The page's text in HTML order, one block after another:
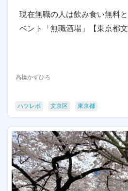
現在無職の人は飲み食い無料
ベント「無職酒場」【東京都文
高橋かずひろ
ハツレポ 文京区 東京都